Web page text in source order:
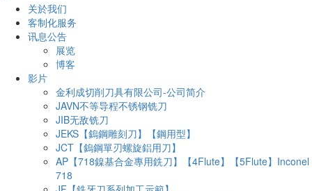
关於我们
客制化服务
讯息公告
展览
博客
影片
金利成切削刀具有限公司-公司简介
JAVN不等导程不锈钢铣刀
JIB无敌铣刀
JEKS【鎢鋼雕刻刀】【鋼用型】
JCT【鎢鋼單刃螺旋鋁用刀】
AP【718鎳基合金專用銑刀】【4Flute】【5Flute】Inconel
718